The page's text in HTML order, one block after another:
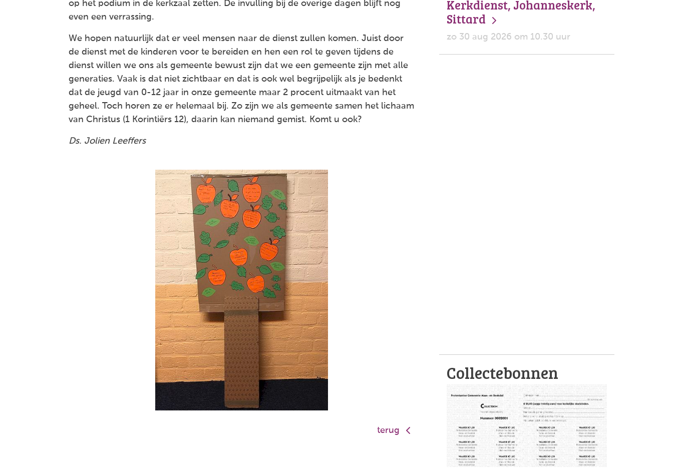
op het podium in de kerkzaal zetten. De invulling bij de overige dagen blijft nog
even een verrassing.
We hopen natuurlijk dat er veel mensen naar de dienst zullen komen. Juist door
de dienst met de kinderen voor te bereiden en hen een rol te geven tijdens de
dienst willen we ons als gemeente bewust zijn dat we een gemeente zijn met alle
generaties. Vaak is dat niet zichtbaar en dat is ook wel begrijpelijk als je bedenkt
dat de jeugd van 0-12 jaar in onze gemeente maar 2 procent uitmaakt van het
geheel. Toch horen ze er helemaal bij. Zo zijn we als gemeente samen het lichaam
van Christus (1 Korintiërs 12), daarin kan niemand gemist. Komt u ook?
Ds. Jolien Leeffers
terug
Kerkdienst, Johanneskerk,
Sittard
zo 30 aug 2026 om 10.30 uur
Collectebonnen